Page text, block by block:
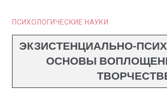
ПСИХОЛОГИЧЕСКИЕ НАУКИ
ЭКЗИСТЕНЦИАЛЬНО-
ОСНОВЫ